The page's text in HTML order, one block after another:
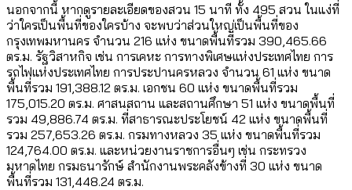
นอกจากนี้ หากดูรายละเอียดของสวน 15 นาที ทั้ง 495 สวน ในแง่ที่
ว่าใครเป็นพื้นที่ของใครบ้าง จะพบว่าส่วนใหญ่เป็นพื้นที่ของ
กรุงเทพมหานคร จำนวน 216 แห่ง ขนาดพื้นที่รวม 390,465.66
ตร.ม. รัฐวิสาหกิจ เช่น การเคหะ การทางพิเศษแห่งประเทศไทย การ
รถไฟแห่งประเทศไทย การประปานครหลวง จำนวน 61 แห่ง ขนาด
พื้นที่รวม 191,388.12 ตร.ม. เอกชน 60 แห่ง ขนาดพื้นที่รวม
175,015.20 ตร.ม. ศาสนสถาน และสถานศึกษา 51 แห่ง ขนาดพื้นที่
รวม 49,886.74 ตร.ม. ที่สาธารณะประโยชน์ 42 แห่ง ขนาดพื้นที่
รวม 257,653.26 ตร.ม. กรมทางหลวง 35 แห่ง ขนาดพื้นที่รวม
124,764.00 ตร.ม. และหน่วยงานราชการอื่นๆ เช่น กระทรวง
มหาดไทย กรมธนารักษ์ สำนักงานพระคลังข้างที่ 30 แห่ง ขนาด
พื้นที่รวม 131,448.24 ตร.ม.